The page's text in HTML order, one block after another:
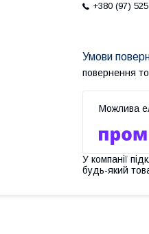
+380 (97)
повернення
У компанії
будь-який